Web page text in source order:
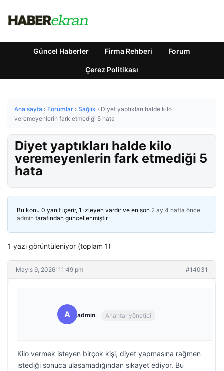
Güncel Haberler Firma Rehberi Forum
Çerez Politikası
Ana sayfa › Forumlar › Sağlık › Diyet yaptıkları halde kilo
veremeyenlerin fark etmediği 5 hata
Diyet yaptıkları halde kilo
veremeyenlerin fark etmediği 5
hata
Bu konu 0 yanıt içerir, 1 izleyen vardır ve en son 2 ay 4 hafta önce
admin tarafından güncellenmiştir.
1 yazı görüntüleniyor (toplam 1)
Mayıs 9, 2026: 11:49 pm #14031
A admin Anahtar yönetici
Kilo vermek isteyen birçok kişi, diyet yapmasına rağmen
istediği sonuca ulaşamadığından şikayet ediyor. Bu